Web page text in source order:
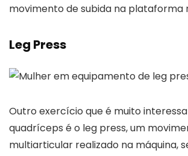
movimento de subida na plataforma
Leg Press
Outro exercício que é muito
quadríceps é o leg press, um
multiarticular realizado na máquina,